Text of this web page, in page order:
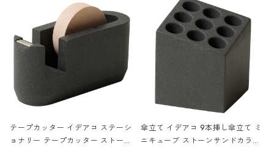
テープカッター イデアコ ステーシ
ョナリー テープカッター ストーン
傘立て イデアコ 9本挿し傘立て ミ
ニキューブ ストーンサンドカラー